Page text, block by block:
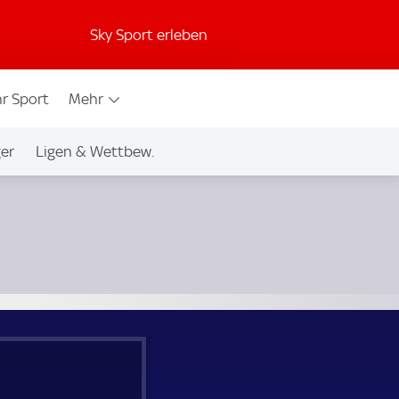
Sky Sport erleben
Sport Mehr
Ligen & Wettbew.